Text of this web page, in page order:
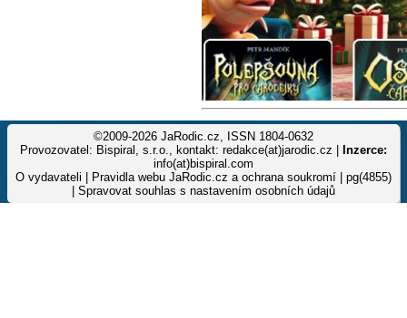
©2009-2026 JaRodic.cz, ISSN 1804-0632
Provozovatel: Bispiral, s.r.o., kontakt: redakce(at)jarodic.cz |
Inzerce:
info(at)bispiral.com
O vydavateli
Pravidla webu JaRodic.cz a ochrana soukromí | pg(4855)
Spravovat souhlas s nastavením osobních údajů